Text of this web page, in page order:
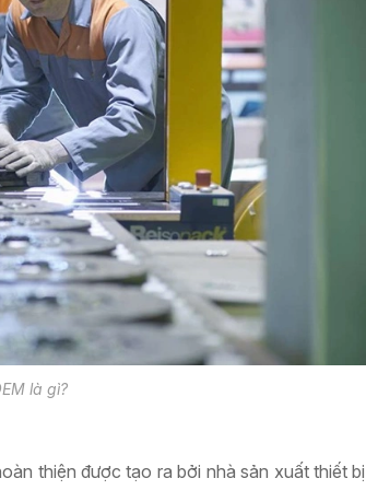
là gì?
thiện được tạo ra bởi nhà sản xuất thiết